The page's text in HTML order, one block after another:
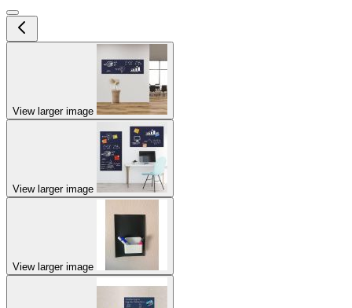
View larger image
View larger image
View larger image